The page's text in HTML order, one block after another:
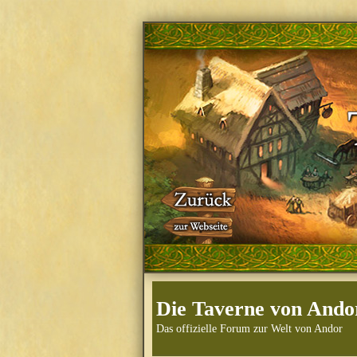
Die Taverne von
Das offizielle Forum zur Welt von Andor